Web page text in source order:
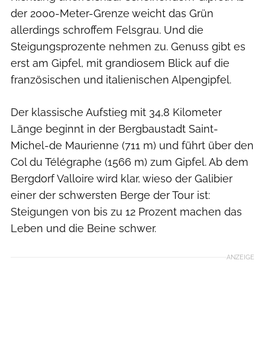
der 2000-Meter-Grenze weicht das Grün
allerdings schroffem Felsgrau. Und die
Steigungsprozente nehmen zu. Genuss gibt es
erst am Gipfel, mit grandiosem Blick auf die
französischen und italienischen Alpengipfel.
Der klassische Aufstieg mit 34,8 Kilometer
Länge beginnt in der Bergbaustadt Saint-
Michel-de Maurienne (711 m) und führt über den
Col du Télégraphe (1566 m) zum Gipfel. Ab dem
Bergdorf Valloire wird klar, wieso der Galibier
einer der schwersten Berge der Tour ist:
Steigungen von bis zu 12 Prozent machen das
Leben und die Beine schwer.
ANZEIGE